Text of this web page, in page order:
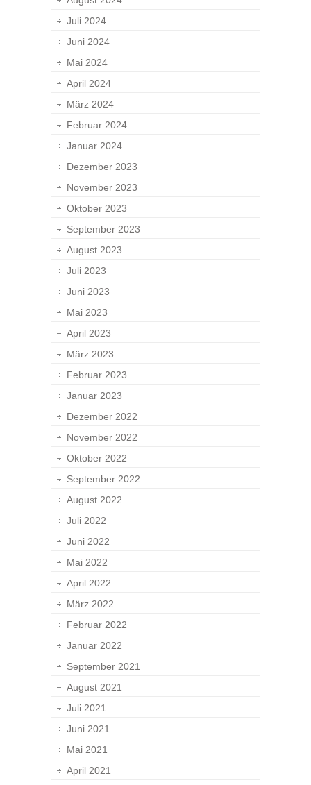
Juli 2024
Juni 2024
Mai 2024
April 2024
März 2024
Februar 2024
Januar 2024
Dezember 2023
November 2023
Oktober 2023
September 2023
August 2023
Juli 2023
Juni 2023
Mai 2023
April 2023
März 2023
Februar 2023
Januar 2023
Dezember 2022
November 2022
Oktober 2022
September 2022
August 2022
Juli 2022
Juni 2022
Mai 2022
April 2022
März 2022
Februar 2022
Januar 2022
September 2021
August 2021
Juli 2021
Juni 2021
Mai 2021
April 2021